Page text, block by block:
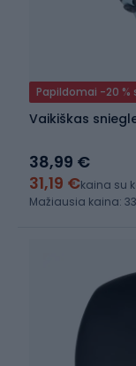
Papildomai -20 %
Vaikiškas
38,99 €
31,19 €kaina su
Mažiausia kaina: